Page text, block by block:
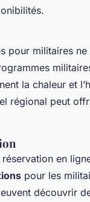
pour militaires
la chaleur et
régional peut
en
pour les
découvrir